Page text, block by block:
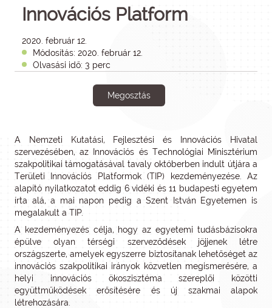
Innovációs Platform
2020. február 12.
Módosítás: 2020. február 12.
Olvasási idő: 3 perc
Megosztás
A Nemzeti Kutatási, Fejlesztési és Innovációs Hivatal
szervezésében, az Innovációs és Technológiai Minisztérium
szakpolitikai támogatásával tavaly októberben indult útjára a
Területi Innovációs Platformok (TIP) kezdeményezése. Az
alapító nyilatkozatot eddig 6 vidéki és 11 budapesti egyetem
írta alá, a mai napon pedig a Szent István Egyetemen is
megalakult a TIP.
A kezdeményezés célja, hogy az egyetemi tudásbázisokra
épülve olyan térségi szerveződések jöjjenek létre
országszerte, amelyek egyszerre biztosítanak lehetőséget az
innovációs szakpolitikai irányok közvetlen megismerésére, a
helyi innovációs ökoszisztéma szereplői közötti
együttműködések erősítésére és új szakmai alapok
létrehozására.